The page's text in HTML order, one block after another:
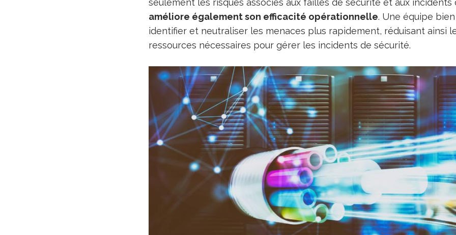
seulement les risques associés aux failles de sécurité et aux incidents
améliore également son efficacité opérationnelle. Une équipe
identifier et neutraliser les menaces plus rapidement, réduisant ainsi
ressources nécessaires pour gérer les incidents de sécurité.